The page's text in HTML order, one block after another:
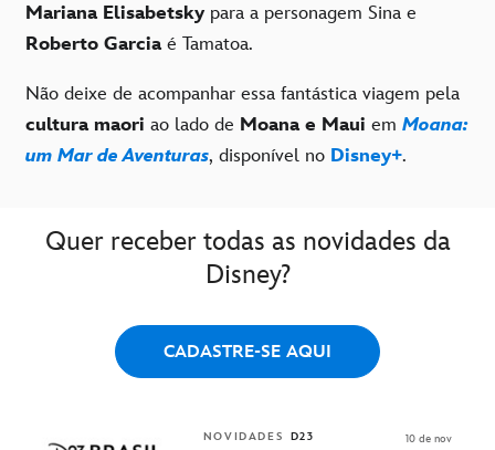
Mariana Elisabetsky para a personagem Sina e
Roberto Garciaé Tamatoa.
Não deixe de acompanhar essa fantástica viagem pela
cultura maori ao lado de Moana e Maui em Moana:
um Mar de Aventuras, disponível no Disney+.
Quer receber todas as novidades da
Disney?
CADASTRE-SE AQUI
NOVIDADES D23 10 de nov